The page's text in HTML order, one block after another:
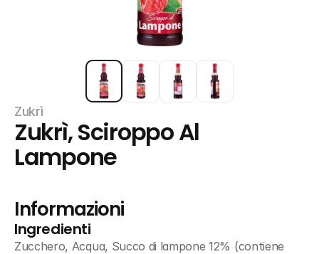
Zukrì
Zukrì, Sciroppo Al
Lampone
Informazioni
Ingredienti
Zucchero, Acqua, Succo di lampone 12% (contiene